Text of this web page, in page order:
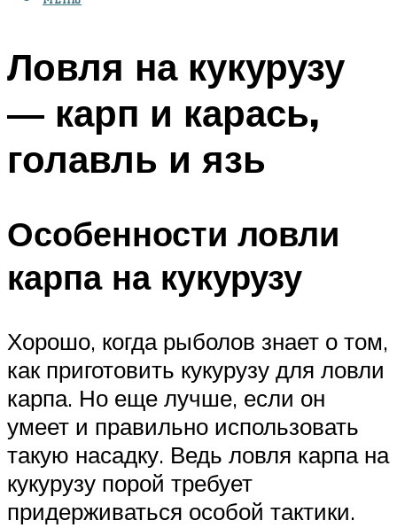
Ловля на кукурузу
— карп и карась,
голавль и язь
Особенности ловли
карпа на кукурузу
Хорошо, когда рыболов знает о том,
как приготовить кукурузу для ловли
карпа. Но еще лучше, если он
умеет и правильно использовать
такую насадку. Ведь ловля карпа на
кукурузу порой требует
придерживаться особой тактики.